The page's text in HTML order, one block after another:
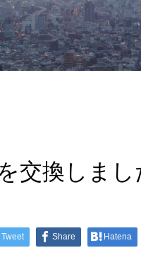
交換しまし
Tweet Share Hatena